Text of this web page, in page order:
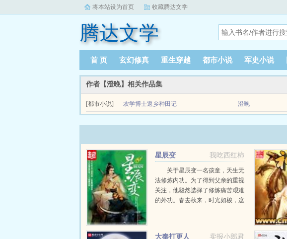
将本站设为首页 收藏腾达文学
腾达文学
首 页 玄幻修真 重生穿越 都市小说 军史小说
作者【澄晚】相关作品集
[都市小说] 农学博士返乡种田记 澄晚
我吃西红柿
星辰变
关于星辰变一名孩童，天生无
法修炼内功。为了得到父亲的重视
关注，他毅然选择了修炼痛苦艰难
的外功。春去秋来，时光如梭，这
卖报小郎君
大奉打更人